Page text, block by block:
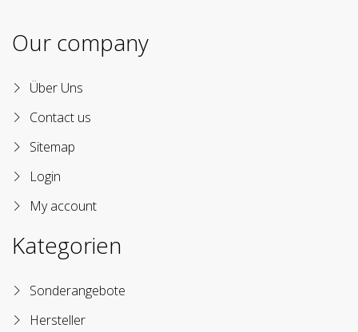
Our company
Über Uns
Contact us
Sitemap
Login
My account
Kategorien
Sonderangebote
Hersteller